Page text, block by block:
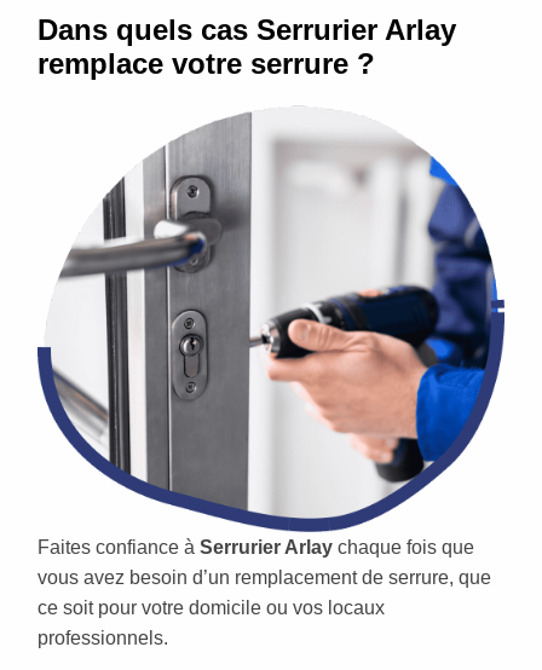
Dans quels cas Serrurier Arlay
remplace votre serrure ?
Faites confiance à Serrurier Arlay chaque fois que
vous avez besoin d’un remplacement de serrure, que
ce soit pour votre domicile ou vos locaux
professionnels.